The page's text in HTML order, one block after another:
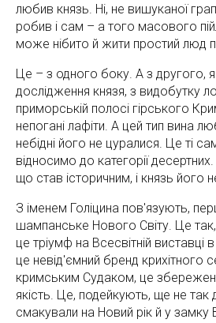
любив князь. Ні, не вишуканої
робив і сам – а того масового
може нібито й жити простий люд
Це – з одного боку. А з другого,
дослідження князя, з видобутку
приморській полосі гірського
непогані лафіти. А цей тип вина
небідні його не цуралися. Це ті
відносимо до категорії
що став історичним, і князь його
З іменем Голіцина пов'язують,
шампанське Нового Світу. Це
це тріумф на Всесвітній виставці
це невід'ємний бренд крихітного
кримським Судаком, це збережена
якість. Це, подейкують, ще не так
смакували на Новий рік й у замку